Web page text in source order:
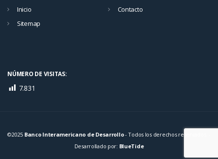
Inicio
Contacto
Sitemap
NÚMERO DE VISITAS:
7.831
©2025 Banco Interamericano de Desarrollo- Todos los derechos reservados -
Desarrollado por: BlueTide